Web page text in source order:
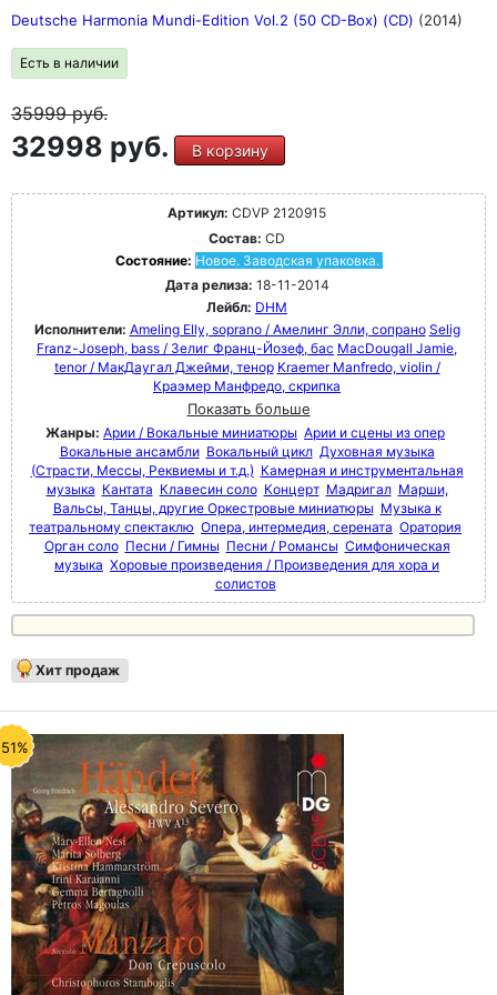
Deutsche Harmonia Mundi-Edition Vol.2 (50 CD-Box) (CD) (2014)
Есть в наличии
35999руб.
32998 руб. В корзину
Артикул: CDVP 2120915
Состав: CD
Состояние: Новое. Заводская упаковка.
Дата релиза: 18-11-2014
Лейбл: DHM
Исполнители: Ameling Elly, soprano / Амелинг Элли, сопрано Selig
Franz-Joseph, bass / Зелиг Франц-Йозеф, бас MacDougall Jamie,
tenor / МакДаугал Джейми, тенор Kraemer Manfredo, violin /
Краэмер Манфредо, скрипка
Показать больше
Жанры: Арии / Вокальные миниатюры Арии и сцены из опер
Вокальные ансамбли Вокальный цикл Духовная музыка
(Страсти, Мессы, Реквиемы и т.д.) Камерная и инструментальная
музыка Кантата Клавесин соло Концерт Мадригал Марши,
Вальсы, Танцы, другие Оркестровые миниатюры Музыка к
театральному спектаклю Опера, интермедия, серената Оратория
Орган соло Песни / Гимны Песни / Романсы Симфоническая
музыка Хоровые произведения / Произведения для хора и
солистов
Хит продаж